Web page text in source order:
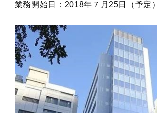
業務開始日：2018年７月25日（予定）